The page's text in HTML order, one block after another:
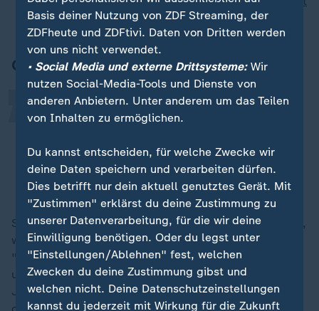
bei Galatasaray
Gesagt
Ich werde ein Wort verwenden, das
Substanz.
„
Lionel Richie
So lautet die Erklärung von Lionel Richie auf die Frage,
warum die 80er Jahre nach wie vor so beliebt sind.
"Damals konnte der Sänger die Geschichte zum Song
und dessen Entstehung erzählen", sagte der 75-
Jährige dem "Zeit-Magazin". "Heute haben 14 Leute
den Song geschrieben." Auch habe man früher keine
Basis deiner Nutzung von ZDF Streaming, der
ZDFheute und ZDFtivi. Daten von Dritten werden
von uns nicht verwendet.
• Social Media und externe Drittsysteme:Wir
nutzen Social-Media-Tools und Dienste von
anderen Anbietern. Unter anderem um das Teilen
von Inhalten zu ermöglichen.
Du kannst entscheiden, für welche Zwecke wir
deine Daten speichern und verarbeiten dürfen.
Dies betrifft nur dein aktuell genutztes Gerät. Mit
"Zustimmen" erklärst du deine Zustimmung zu
unserer Datenverarbeitung, für die wir deine
Einwilligung benötigen. Oder du legst unter
"Einstellungen/Ablehnen" fest, welchen
Zwecken du deine Zustimmung gibst und
welchen nicht. Deine Datenschutzeinstellungen
kannst du jederzeit mit Wirkung für die Zukunft